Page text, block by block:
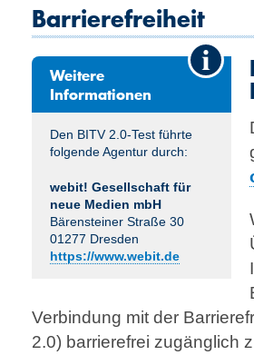
Barrierefreiheit
Weitere
Informationen
Den BITV 2.0-Test führte
folgende Agentur durch:
webit! Gesell­schaft für
neue Medien mbH
Bärensteiner Straße 30
01277 Dresden
https://www.webit.de
Verbindung mit der
2.0) barrierefrei zugänglich